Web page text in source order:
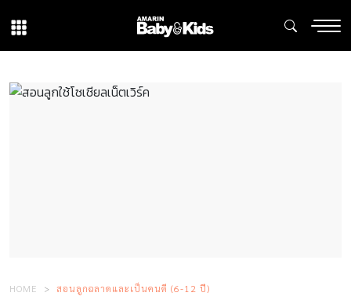
HOME สอนลูกฉลาดและเป็นคนดี (6-12 ปี)